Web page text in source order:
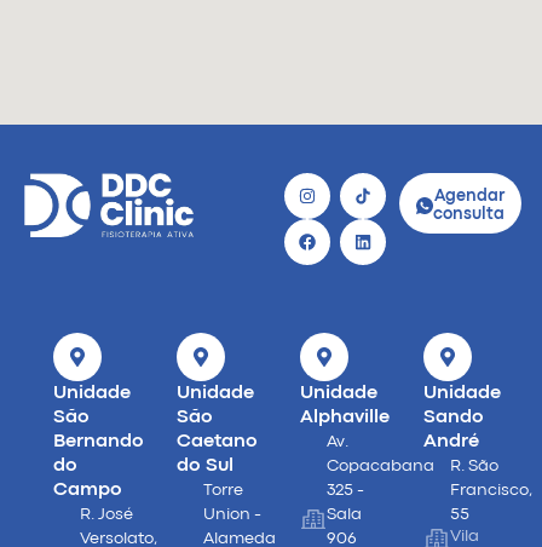
Agendar
consulta
Unidade
São
Bernando
do
Campo
R. José
Versolato,
Unidade
São
Caetano
do Sul
Torre
Union -
Alameda
Unidade
Alphaville
Av.
Copacabana
325 -
Sala
906
Unidade
Sando
André
R. São
Francisco,
55
Vila